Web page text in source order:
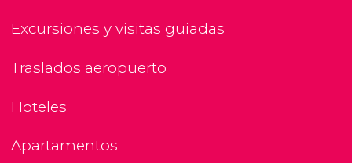
Excursiones y visitas guiadas
Traslados aeropuerto
Hoteles
Apartamentos